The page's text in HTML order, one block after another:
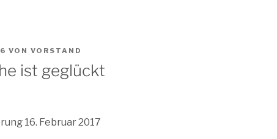
VON VORSTAND
ist geglückt
16. Februar 2017